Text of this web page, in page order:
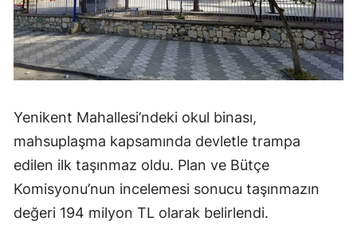
Yenikent Mahallesi’ndeki okul binası,
mahsuplaşma kapsamında devletle trampa
edilen ilk taşınmaz oldu. Plan ve Bütçe
Komisyonu’nun incelemesi sonucu taşınmazın
değeri 194 milyon TL olarak belirlendi.